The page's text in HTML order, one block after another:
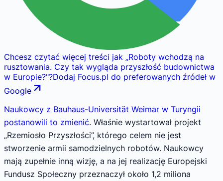
Chcesz czytać więcej treści jak „Roboty wchodzą na
rusztowania. Czy tak wygląda przyszłość budownictwa
w Europie?"?Dodaj Focus.pl do preferowanych źródeł w
Google
Naukowcy z Bauhaus-Universität Weimar w Turyngii
postanowili to zmienić. Właśnie wystartował projekt
„Rzemiosło Przyszłości”, którego celem nie jest
stworzenie armii samodzielnych robotów. Naukowcy
mają zupełnie inną wizję, a na jej realizację Europejski
Fundusz Społeczny przeznaczył około 1,2 miliona